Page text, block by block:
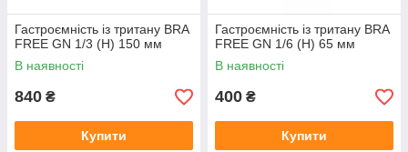
Гастроємність із тритану BRA
FREE GN 1/3 (H) 150 мм
В наявності
840 ₴
Купити
Гастроємність із тритану BRA
FREE GN 1/6 (H) 65 мм
В наявності
400 ₴
Купити